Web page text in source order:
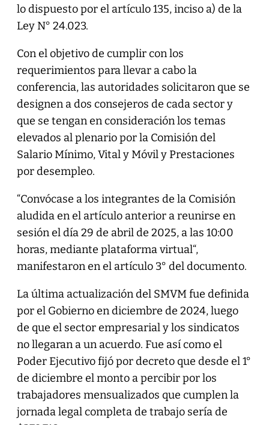
lo dispuesto por el artículo 135, inciso a) de la
Ley N° 24.023.
Con el objetivo de cumplir con los
requerimientos para llevar a cabo la
conferencia, las autoridades solicitaron que se
designen a dos consejeros de cada sector y
que se tengan en consideración los temas
elevados al plenario por la Comisión del
Salario Mínimo, Vital y Móvil y Prestaciones
por desempleo.
“Convócase a los integrantes de la Comisión
aludida en el artículo anterior a reunirse en
sesión el día 29 de abril de 2025, a las 10:00
horas, mediante plataforma virtual“,
manifestaron en el artículo 3° del documento.
La última actualización del SMVM fue definida
por el Gobierno en diciembre de 2024, luego
de que el sector empresarial y los sindicatos
no llegaran a un acuerdo. Fue así como el
Poder Ejecutivo fijó por decreto que desde el 1°
de diciembre el monto a percibir por los
trabajadores mensualizados que cumplen la
jornada legal completa de trabajo sería de